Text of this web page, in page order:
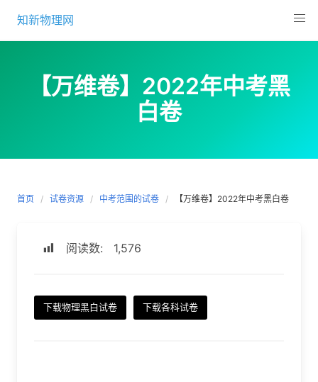
content
知新物理网
【万维卷】2022年中考黑
白卷
首页 试卷资源 中考范围的试卷 【万维卷】2022年中考黑白卷
阅读数: 1,576
下载物理黑白试卷 下载各科试卷